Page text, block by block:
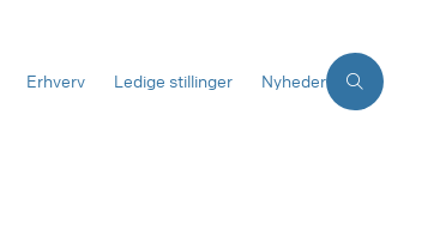
Erhverv Ledige stillinger Nyheder